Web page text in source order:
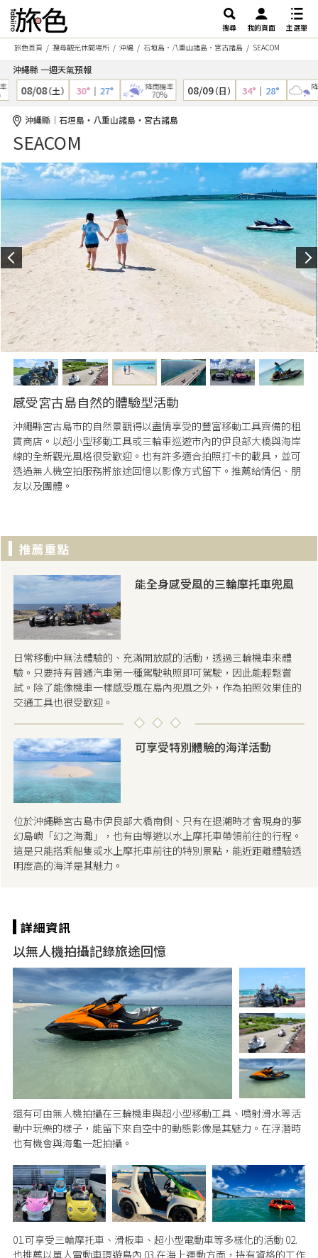
搜尋 我的頁面
主選單
旅色首頁
搜尋觀光休閒場所 沖縄 石垣島・八重山諸島・宮古諸島 SEACOM
沖繩縣 一週天氣預報
08/08（土） 30°｜27° 降雨機率
70% 08/09（日） 34°｜28° 降雨
沖繩縣｜石垣島・八重山諸島・宮古諸島
SEACOM
感受宮古島自然的體驗型活動
沖繩縣宮古島市的自然景觀得以盡情享受的豐富移動工具齊備的租
賃商店。以超小型移動工具或三輪車巡遊市內的伊良部大橋與海岸
線的全新觀光風格很受歡迎。也有許多適合拍照打卡的載具，並可
透過無人機空拍服務將旅途回憶以影像方式留下。推薦給情侶、朋
友以及團體。
能全身感受風的三輪摩托車兜風
日常移動中無法體驗的、充滿開放感的活動，透過三輪機車來體
驗。只要持有普通汽車第一種駕駛執照即可駕駛，因此能輕鬆嘗
試。除了能像機車一樣感受風在島內兜風之外，作為拍照效果佳的
交通工具也很受歡迎。
可享受特別體驗的海洋活動
位於沖繩縣宮古島市伊良部大橋南側、只有在退潮時才會現身的夢
幻島嶼「幻之海灘」，也有由導遊以水上摩托車帶領前往的行程。
這是只能搭乘船隻或水上摩托車前往的特別景點，能近距離體驗透
明度高的海洋是其魅力。
以無人機拍攝記錄旅途回憶
還有可由無人機拍攝在三輪機車與超小型移動工具、噴射滑水等活
動中玩樂的樣子，能留下來自空中的動態影像是其魅力。在浮潛時
也有機會與海龜一起拍攝。
01.可享受三輪摩托車、滑板車、超小型電動車等多樣化的活動 02.
也推薦以單人電動車環遊島內 03.在海上運動方面，持有資格的工作